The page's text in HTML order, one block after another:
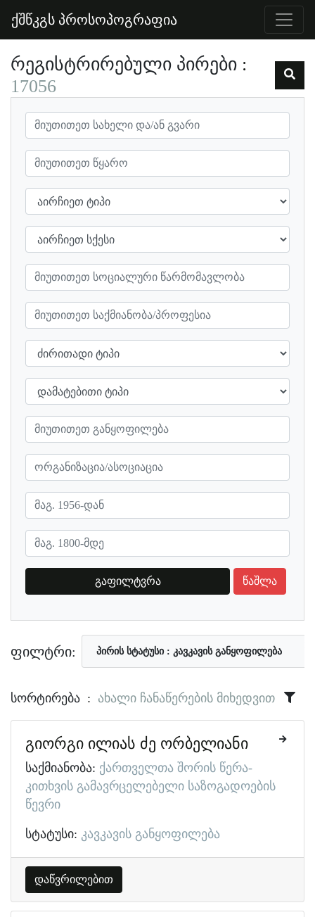
ქშწკგს პროსოპოგრაფია
რეგისტრირებული პირები
17056
გაფილტვრა წაშლა
ფილტრი: პირის სტატუსი კავკავის განყოფილება
სორტირება ახალი ჩანაწერების მიხედვით
გიორგი ილიას ძე ორბელიანი
საქმიანობა: ქართველთა შორის წერა-
კითხვის გამავრცელებელი საზოგადოების
წევრი
სტატუსი: კავკავის განყოფილება
დაწვრილებით